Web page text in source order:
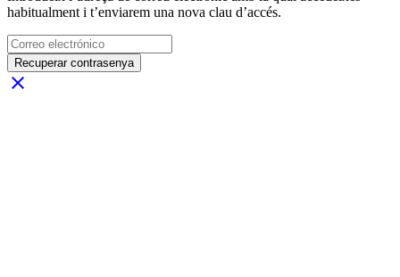
habitualment i t’enviarem una nova clau d’accés.
Recuperar contrasenya
close